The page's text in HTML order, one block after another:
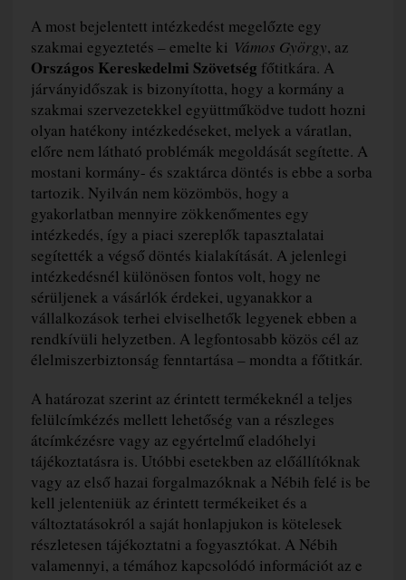
A most bejelentett intézkedést megelőzte egy
szakmai egyeztetés – emelte ki Vámos György, az
Országos Kereskedelmi Szövetség főtitkára. A
járványidőszak is bizonyította, hogy a kormány a
szakmai szervezetekkel együttműködve tudott hozni
olyan hatékony intézkedéseket, melyek a váratlan,
előre nem látható problémák megoldását segítette. A
mostani kormány- és szaktárca döntés is ebbe a sorba
tartozik. Nyilván nem közömbös, hogy a
gyakorlatban mennyire zökkenőmentes egy
intézkedés, így a piaci szereplők tapasztalatai
segítették a végső döntés kialakítását. A jelenlegi
intézkedésnél különösen fontos volt, hogy ne
sérüljenek a vásárlók érdekei, ugyanakkor a
vállalkozások terhei elviselhetők legyenek ebben a
rendkívüli helyzetben. A legfontosabb közös cél az
élelmiszerbiztonság fenntartása – mondta a főtitkár.
A határozat szerint az érintett termékeknél a teljes
felülcímkézés mellett lehetőség van a részleges
átcímkézésre vagy az egyértelmű eladóhelyi
tájékoztatásra is. Utóbbi esetekben az előállítóknak
vagy az első hazai forgalmazóknak a Nébih felé is be
kell jelenteniük az érintett termékeiket és a
változtatásokról a saját honlapjukon is kötelesek
részletesen tájékoztatni a fogyasztókat. A Nébih
valamennyi, a témához kapcsolódó információt az e